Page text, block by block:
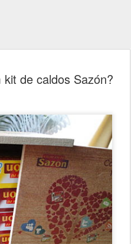
de caldos Sazón?